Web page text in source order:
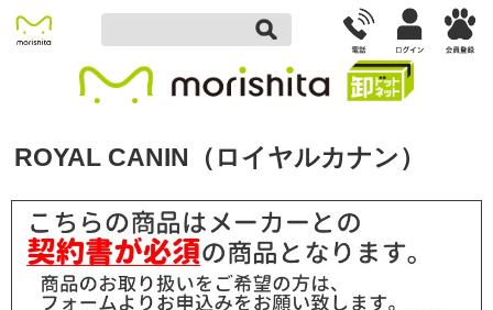
ROYAL CANIN（ロイヤルカナン）